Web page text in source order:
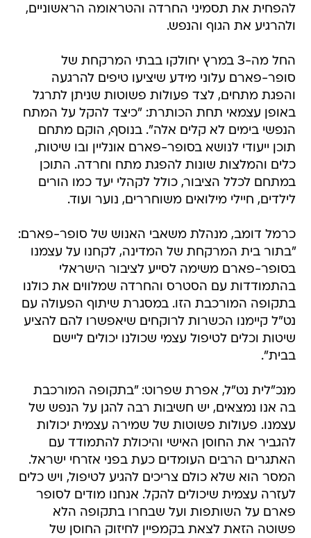
להפחית את תסמיני החרדה והטראומה הראשוניים,
ולהרגיע את הגוף והנפש.
החל מה-3 במרץ יחולקו בבתי המרקחת של
סופר-פארם עלוני מידע שיציעו טיפים להרגעה
והפגת מתחים, לצד פעולות פשוטות שניתן לתרגל
באופן עצמאי תחת הכותרת: "כיצד להקל על המתח
הנפשי בימים לא קלים אלה". בנוסף, הוקם מתחם
תוכן ייעודי לנושא בסופר-פארם אונליין ובו שיטות,
כלים והמלצות שונות להפגת מתח וחרדה. התוכן
במתחם לכלל הציבור, כולל לקהלי יעד כמו הורים
לילדים, חיילי מילואים משוחררים, נוער ועוד.
כרמל דומב, מנהלת משאבי האנוש של סופר-פארם:
"בתור בית המרקחת של המדינה, לקחנו על עצמנו
בסופר-פארם משימה לסייע לציבור הישראלי
בהתמודדות עם הסטרס והחרדה שמלווים את כולנו
בתקופה המורכבת הזו. במסגרת שיתוף הפעולה עם
נט"ל קיימנו הכשרות לרוקחים שיאפשרו להם להציע
שיטות וכלים לטיפול עצמי שכולנו יכולים ליישם
בבית".
מנכ"לית נט"ל, אפרת שפרוט: "בתקופה המורכבת
בה אנו נמצאים, יש חשיבות רבה להגן על הנפש של
עצמנו. פעולות פשוטות של שמירה עצמית יכולות
להגביר את החוסן האישי והיכולת להתמודד עם
האתגרים הרבים העומדים כעת בפני אזרחי ישראל.
המסר הוא שלא כולם צריכים להגיע לטיפול, ויש כלים
לעזרה עצמית שיכולים להקל. אנחנו מודים לסופר
פארם על השותפות ועל שבחרו בתקופה הלא
פשוטה הזאת לצאת בקמפיין לחיזוק החוסן של